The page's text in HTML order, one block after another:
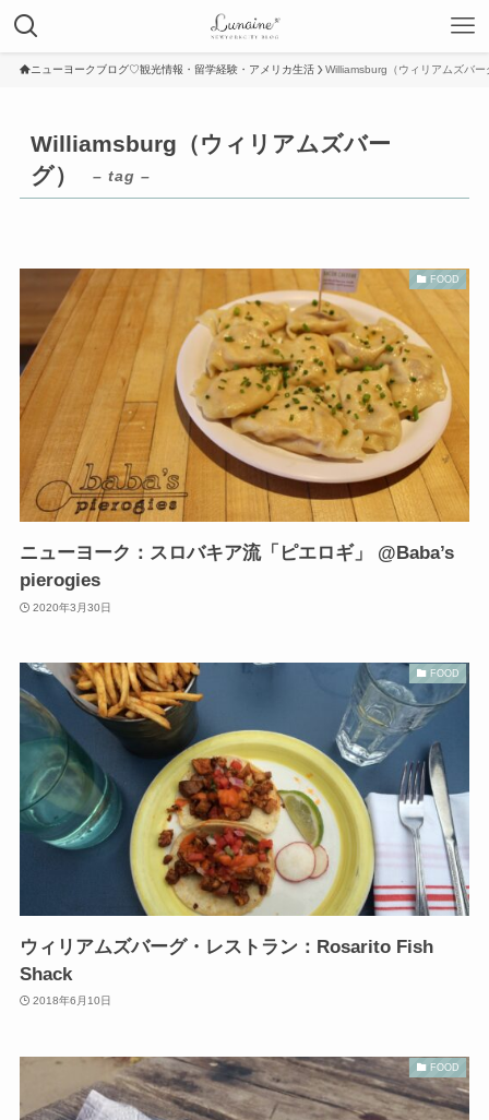
ニューヨークブログ♡観光情報・留学経験・アメリカ生活 Williamsburg（ウィリアムズバー
Williamsburg（ウィリアムズバー
グ）
– tag –
FOOD
ニューヨーク：スロバキア流「ピエロギ」 @Baba’s
pierogies
2020年3月30日
FOOD
ウィリアムズバーグ・レストラン：Rosarito Fish
Shack
2018年6月10日
FOOD